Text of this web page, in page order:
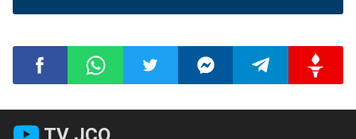
Compartilhar